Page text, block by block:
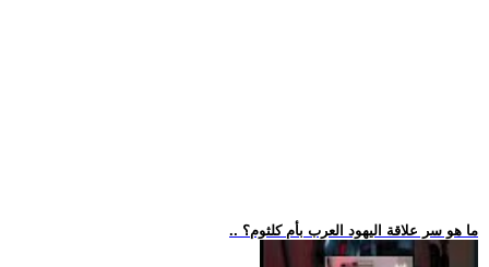
.. ما هو سر علاقة اليهود العرب بأم كلثوم؟